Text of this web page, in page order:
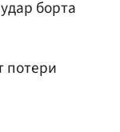
борта
потери